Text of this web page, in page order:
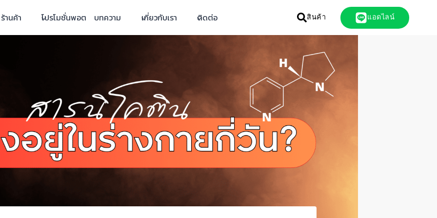
ร้านค้า โปรโมชั่นพอต บทความ เกี่ยวกับเรา ติดต่อ สินค้า แอดไลน์